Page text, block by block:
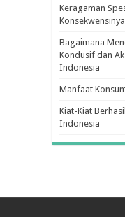
Keragaman
Konsekwensinya
Bagaimana
Kondusif dan
Indonesia
Manfaat
Kiat-Kiat
Indonesia